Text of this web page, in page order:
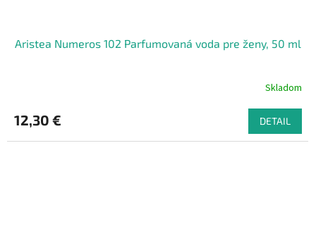
Aristea Numeros 102 Parfumovaná voda pre ženy, 50 ml
Skladom
12,30 € DETAIL